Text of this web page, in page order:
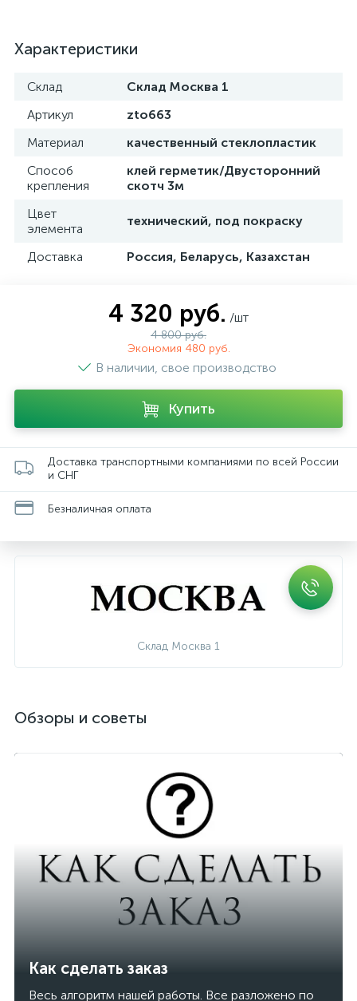
Характеристики
Склад
Склад Москва 1
Артикул
zto663
Материал
качественный стеклопластик
Способ
крепления
клей герметик/Двусторонний
скотч 3м
Цвет
элемента
технический, под покраску
Доставка Россия, Беларусь, Казахстан
4 320 руб. /шт
4 800 руб.
Экономия 480 руб.
В наличии, свое производство
Купить
Доставка транспортными компаниями по всей России
и СНГ
Безналичная оплата
Склад Москва 1
Обзоры и советы
Как сделать заказ
Весь алгоритм нашей работы. Все разложено по